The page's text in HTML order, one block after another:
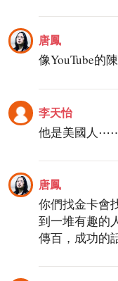
唐鳳
像YouTube的
李天怡
他是美國人⋯⋯
唐鳳
你們找金卡會
到一堆有趣的
傳百，成功